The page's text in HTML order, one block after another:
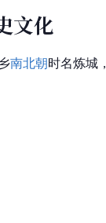
文化
南北朝时名炼城